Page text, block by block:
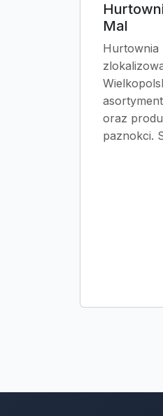
Mal
Hurtownia
oraz
paznokci.